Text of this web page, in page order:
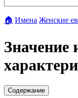
🏠 Имена Женские
Значение
Содержание